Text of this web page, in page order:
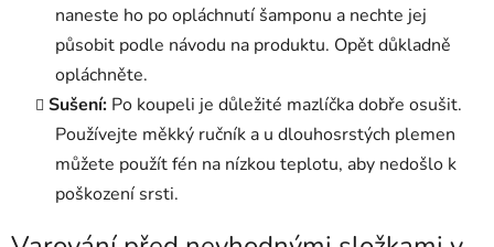
naneste ho po opláchnutí šamponu a nechte jej
působit podle návodu na produktu. Opět důkladně
opláchněte.
Sušení: Po koupeli je důležité mazlíčka dobře osušit.
Používejte měkký ručník a u dlouhosrstých plemen
můžete použít fén na nízkou teplotu, aby nedošlo k
poškození srsti.